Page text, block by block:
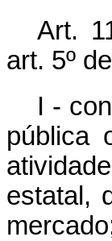
Art.
art. 5º
I -
pública
estatal,